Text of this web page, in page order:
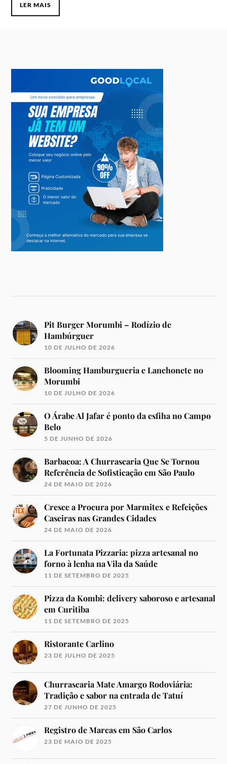
LER MAIS
Pit Burger Morumbi – Rodízio de
Hambúrguer
10 DE JULHO DE 2026
Blooming Hamburgueria e Lanchonete no
Morumbi
10 DE JULHO DE 2026
O Árabe Al Jafar é ponto da esfiha no Campo
Belo
5 DE JUNHO DE 2026
Barbacoa: A Churrascaria Que Se Tornou
Referência de Sofisticação em São Paulo
24 DE MAIO DE 2026
Cresce a Procura por Marmitex e Refeições
Caseiras nas Grandes Cidades
24 DE MAIO DE 2026
La Fortunata Pizzaria: pizza artesanal no
forno à lenha na Vila da Saúde
11 DE SETEMBRO DE 2025
Pizza da Kombi: delivery saboroso e artesanal
em Curitiba
11 DE SETEMBRO DE 2025
Ristorante Carlino
23 DE JULHO DE 2025
Churrascaria Mate Amargo Rodoviária:
Tradição e sabor na entrada de Tatuí
27 DE JUNHO DE 2025
Registro de Marcas em São Carlos
23 DE MAIO DE 2025